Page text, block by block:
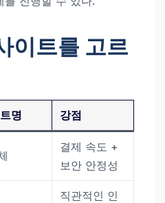
이트를 고르
명 강점
결제 속도 +
보안 안정성
직관적인 인